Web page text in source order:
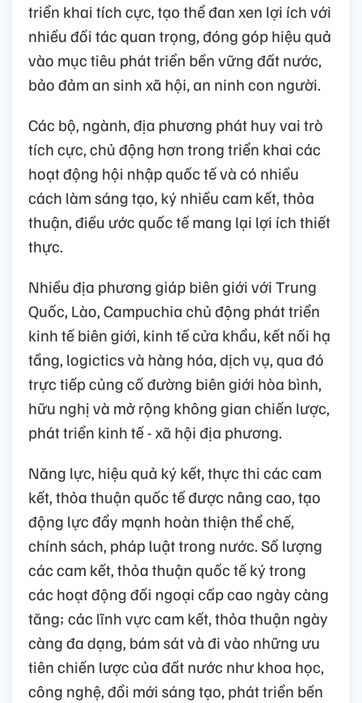
triển khai tích cực, tạo thể đan xen lợi ích với
nhiều đối tác quan trọng, đóng góp hiệu quả
vào mục tiêu phát triển bền vững đất nước,
bảo đảm an sinh xã hội, an ninh con người.
Các bộ, ngành, địa phương phát huy vai trò
tích cực, chủ động hơn trong triển khai các
hoạt động hội nhập quốc tế và có nhiều
cách làm sáng tạo, ký nhiều cam kết, thỏa
thuận, điều ước quốc tế mang lại lợi ích thiết
thực.
Nhiều địa phương giáp biên giới với Trung
Quốc, Lào, Campuchia chủ động phát triển
kinh tế biên giới, kinh tế cửa khẩu, kết nối hạ
tầng, logictics và hàng hóa, dịch vụ, qua đó
trực tiếp củng cố đường biên giới hòa bình,
hữu nghị và mở rộng không gian chiến lược,
phát triển kinh tế - xã hội địa phương.
Năng lực, hiệu quả ký kết, thực thi các cam
kết, thỏa thuận quốc tế được nâng cao, tạo
động lực đẩy mạnh hoàn thiện thể chế,
chính sách, pháp luật trong nước. Số lượng
các cam kết, thỏa thuận quốc tế ký trong
các hoạt động đối ngoại cấp cao ngày càng
tăng; các lĩnh vực cam kết, thỏa thuận ngày
càng đa dạng, bám sát và đi vào những ưu
tiên chiến lược của đất nước như khoa học,
công nghệ, đổi mới sáng tạo, phát triển bền